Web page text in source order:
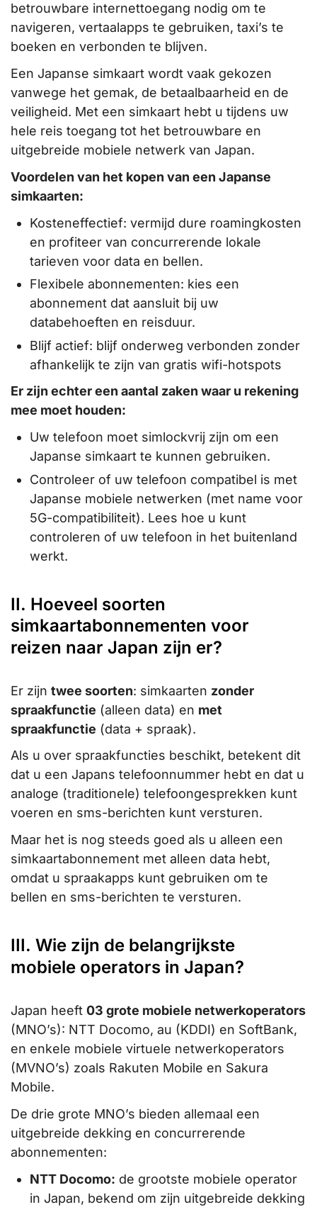
betrouwbare internettoegang nodig om te
navigeren, vertaalapps te gebruiken, taxi’s te
boeken en verbonden te blijven.
Een Japanse simkaart wordt vaak gekozen
vanwege het gemak, de betaalbaarheid en de
veiligheid. Met een simkaart hebt u tijdens uw
hele reis toegang tot het betrouwbare en
uitgebreide mobiele netwerk van Japan.
Voordelen van het kopen van een Japanse
simkaarten:
Kosteneffectief: vermijd dure roamingkosten
en profiteer van concurrerende lokale
tarieven voor data en bellen.
Flexibele abonnementen: kies een
abonnement dat aansluit bij uw
databehoeften en reisduur.
Blijf actief: blijf onderweg verbonden zonder
afhankelijk te zijn van gratis wifi-hotspots
Er zijn echter een aantal zaken waar u rekening
mee moet houden:
Uw telefoon moet simlockvrij zijn om een
Japanse simkaart te kunnen gebruiken.
Controleer of uw telefoon compatibel is met
Japanse mobiele netwerken (met name voor
5G-compatibiliteit). Lees hoe u kunt
controleren of uw telefoon in het buitenland
werkt.
II. Hoeveel soorten
simkaartabonnementen voor
reizen naar Japan zijn er?
Er zijn twee soorten: simkaarten zonder
spraakfunctie (alleen data) en met
spraakfunctie (data + spraak).
Als u over spraakfuncties beschikt, betekent dit
dat u een Japans telefoonnummer hebt en dat u
analoge (traditionele) telefoongesprekken kunt
voeren en sms-berichten kunt versturen.
Maar het is nog steeds goed als u alleen een
simkaartabonnement met alleen data hebt,
omdat u spraakapps kunt gebruiken om te
bellen en sms-berichten te versturen.
III. Wie zijn de belangrijkste
mobiele operators in Japan?
Japan heeft 03 grote mobiele netwerkoperators
(MNO’s): NTT Docomo, au (KDDI) en SoftBank,
en enkele mobiele virtuele netwerkoperators
(MVNO’s) zoals Rakuten Mobile en Sakura
Mobile.
De drie grote MNO’s bieden allemaal een
uitgebreide dekking en concurrerende
abonnementen:
NTT Docomo: de grootste mobiele operator
in Japan, bekend om zijn uitgebreide dekking